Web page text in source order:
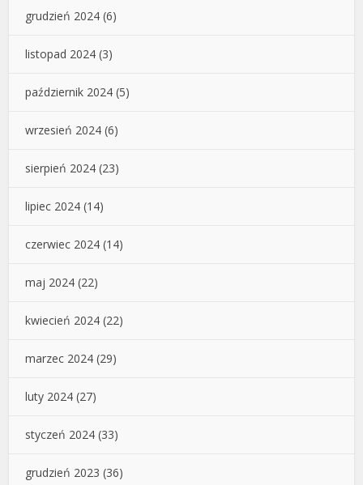
grudzień 2024 (6)
listopad 2024 (3)
październik 2024 (5)
wrzesień 2024 (6)
sierpień 2024 (23)
lipiec 2024 (14)
czerwiec 2024 (14)
maj 2024 (22)
kwiecień 2024 (22)
marzec 2024 (29)
luty 2024 (27)
styczeń 2024 (33)
grudzień 2023 (36)